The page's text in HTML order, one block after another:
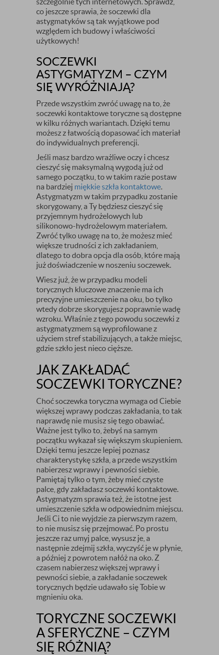
co jeszcze sprawia, że soczewki dla
astygmatyków są tak wyjątkowe pod
względem ich budowy i właściwości
użytkowych!
SOCZEWKI
ASTYGMATYZM – CZYM
SIĘ WYRÓŻNIAJĄ?
Przede wszystkim zwróć uwagę na to, że
soczewki kontaktowe toryczne są dostępne
w kilku różnych wariantach. Dzięki temu
możesz z łatwością dopasować ich materiał
do indywidualnych preferencji.
Jeśli masz bardzo wrażliwe oczy i chcesz
cieszyć się maksymalną wygodą już od
samego początku, to w takim razie postaw
na bardziej miękkie szkła kontaktowe.
Astygmatyzm w takim przypadku zostanie
skorygowany, a Ty będziesz cieszyć się
przyjemnym hydrożelowych lub
silikonowo-hydrożelowym materiałem.
Zwróć tylko uwagę na to, że możesz mieć
większe trudności z ich zakładaniem,
dlatego to dobra opcja dla osób, które mają
już doświadczenie w noszeniu soczewek.
Wiesz już, że w przypadku modeli
torycznych kluczowe znaczenie ma ich
precyzyjne umieszczenie na oku, bo tylko
wtedy dobrze skorygujesz poprawnie wadę
wzroku. Właśnie z tego powodu soczewki z
astygmatyzmem są wyprofilowane z
użyciem stref stabilizujących, a także miejsc,
gdzie szkło jest nieco cięższe.
JAK ZAKŁADAĆ
SOCZEWKI TORYCZNE?
Choć soczewka toryczna wymaga od Ciebie
większej wprawy podczas zakładania, to tak
naprawdę nie musisz się tego obawiać.
Ważne jest tylko to, żebyś na samym
początku wykazał się większym skupieniem.
Dzięki temu jeszcze lepiej poznasz
charakterystykę szkła, a przede wszystkim
nabierzesz wprawy i pewności siebie.
Pamiętaj tylko o tym, żeby mieć czyste
palce, gdy zakładasz soczewki kontaktowe.
Astygmatyzm sprawia też, że istotne jest
umieszczenie szkła w odpowiednim miejscu.
Jeśli Ci to nie wyjdzie za pierwszym razem,
to nie musisz się przejmować. Po prostu
jeszcze raz umyj palce, wysusz je, a
następnie zdejmij szkła, wyczyść je w płynie,
a później z powrotem nałóż na oko. Z
czasem nabierzesz większej wprawy i
pewności siebie, a zakładanie soczewek
torycznych będzie udawało się Tobie w
mgnieniu oka.
TORYCZNE SOCZEWKI
A SFERYCZNE – CZYM
SIĘ RÓŻNIĄ?